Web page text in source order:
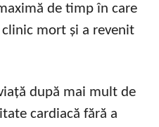
de timp în care
mort și a revenit
după mai mult de
cardiacă fără a